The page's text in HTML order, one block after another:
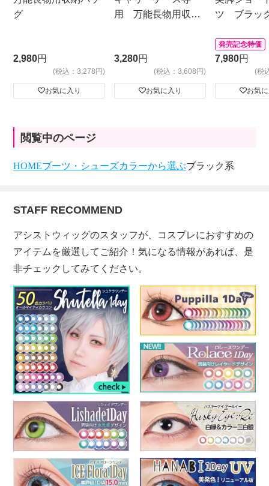
グ
2,980円
(税込：3,278円)
お気に入り
用 万能長物用収納
3,280円
(税込：3,608円)
お気に入り
ツ ブラッ
発売記念特価
7,980円
(税
お気
閲覧中のページ
HOMEブーツ・シューズカラーから選ぶブラック系
STAFF RECOMMEND
アシストウィッグのスタッフが、コスプレにおすすめの
アイテムを厳選してご紹介！気になる情報があれば、是
非チェックしてみてください。